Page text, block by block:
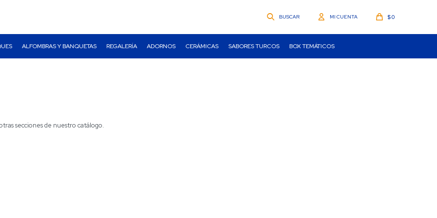
ALFOMBRAS Y BANQUETAS REGALERÍA ADORNOS CERÁMICAS SABORES TURCOS BOX TEMÁTICOS
$0
secciones de nuestro catálogo.